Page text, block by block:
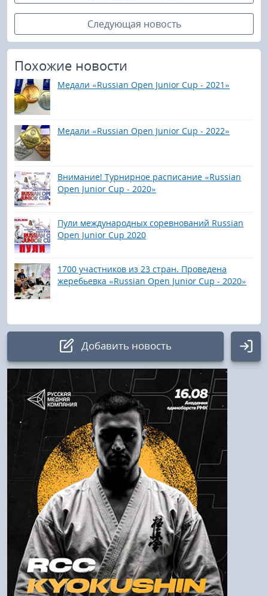
Следующая новость
Похожие новости
Медали «Russian Open Junior Cup - 2021»
Медали «Russian Open Junior Cup - 2022»
Внимание! Турнирное расписание «Russian
Open Junior Cup - 2020»
Пули международных соревнований Russian
Open Junior Cup 2020
1700 участников из 23 стран. Проведена
жеребьевка «Russian Open Junior Cup - 2020»
Добавить новость
Авторизация
Логин:
Пароль
Войти
Напомнить пароль
Регистрация